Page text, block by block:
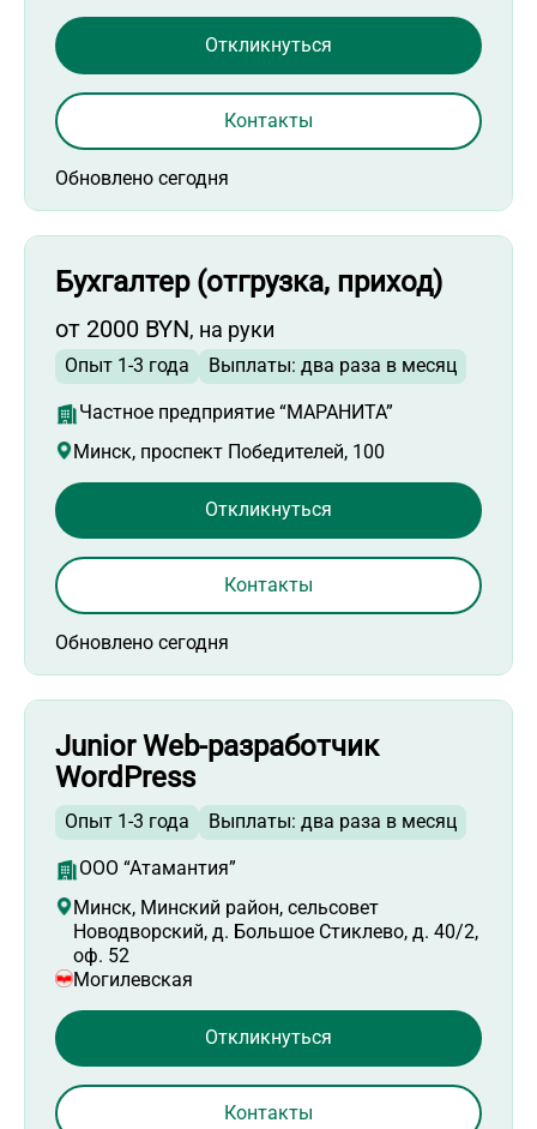
Обновлено сегодня
Откликнуться
Контакты
Бухгалтер (отгрузка, приход)
от 2000 BYN, на руки
Опыт 1-3 года Выплаты: два раза в месяц
Частное предприятие “МАРАНИТА”
Минск, проспект Победителей, 100
Обновлено сегодня
Откликнуться
Контакты
Junior Web-разработчик
WordPress
Опыт 1-3 года Выплаты: два раза в месяц
ООО “Атамантия”
Минск, Минский район, сельсовет
Новодворский, д. Большое Стиклево, д. 40/2,
оф. 52
Могилевская
Откликнуться
Контакты